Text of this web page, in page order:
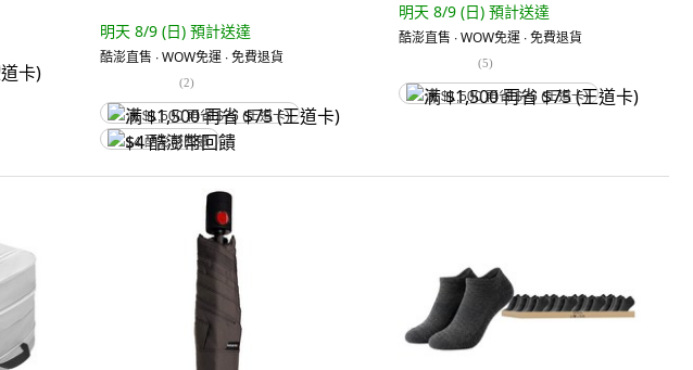
明天 8/9 (日) 預計送達
酷澎直售 ∙ WOW免運 ∙ 免費退貨
(2)
满 $1,500 再省 $75 (王道卡)
$4 酷澎幣回饋
明天 8/9 (日) 預計送達
酷澎直售 ∙ WOW免運 ∙ 免費退貨
(5)
满 $1,500 再省 $75 (王道卡)